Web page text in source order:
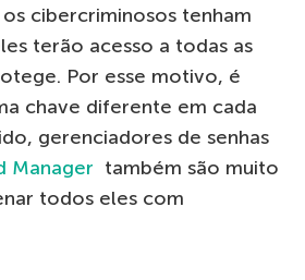
cibercriminosos tenham
terão acesso a todas as
Por esse motivo, é
chave diferente em cada
gerenciadores de senhas
Manager também são muito
todos eles com